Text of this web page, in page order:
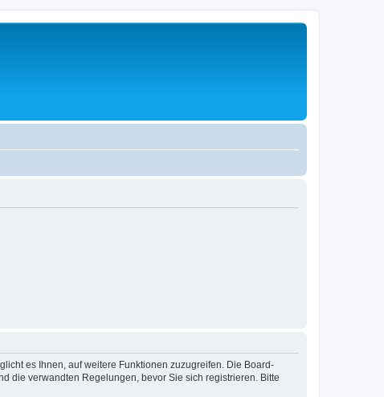
es Ihnen, auf weitere Funktionen zuzugreifen. Die Board-
die verwandten Regelungen, bevor Sie sich registrieren. Bitte